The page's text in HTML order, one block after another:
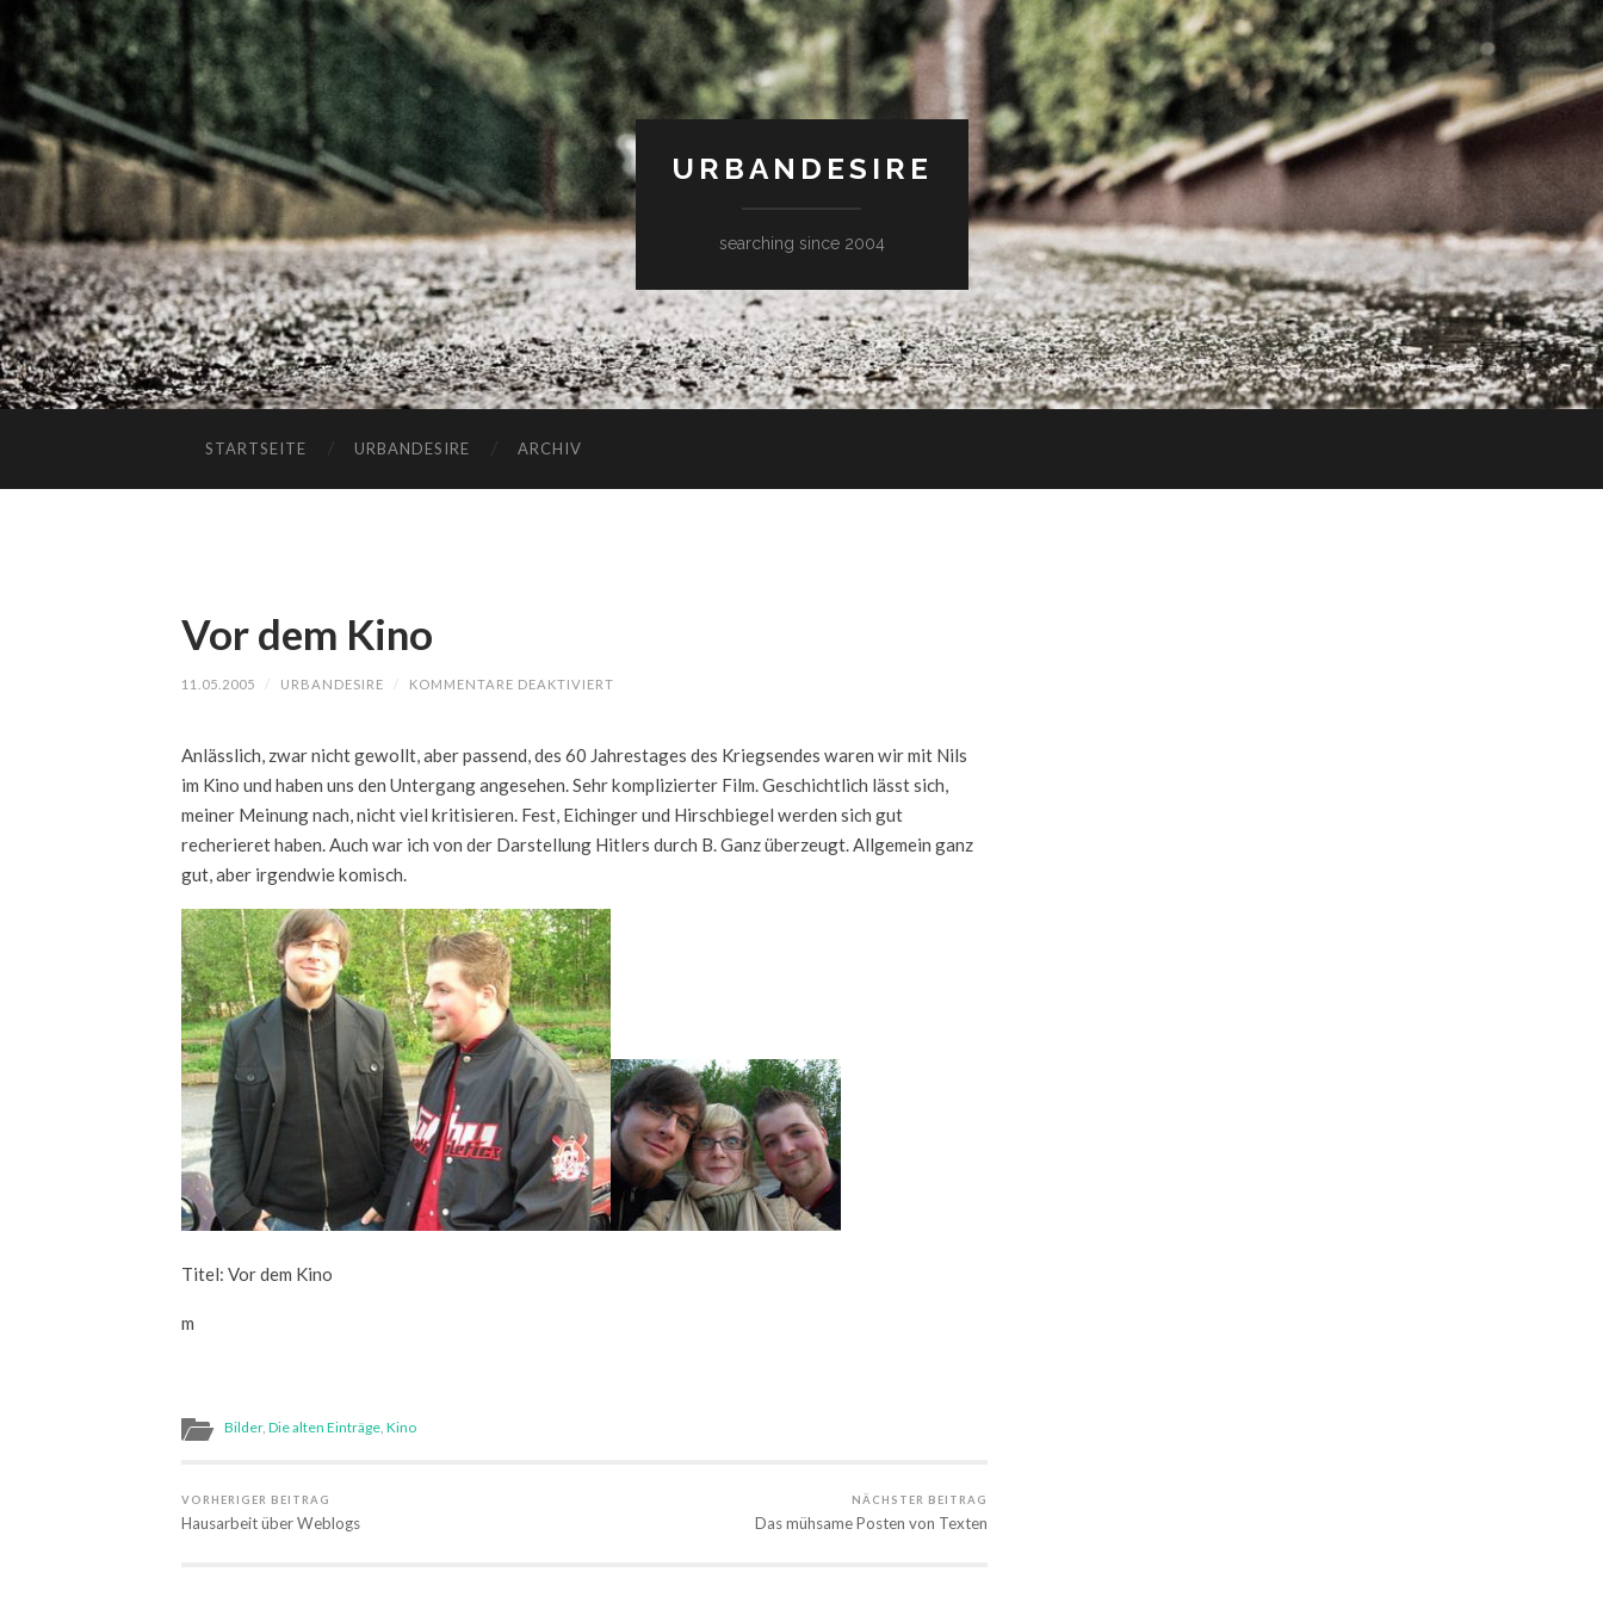
URBANDESIRE
searching since 2004
STARTSEITE URBANDESIRE ARCHIV
Vor dem Kino
11.05.2005 / URBANDESIRE / KOMMENTARE DEAKTIVIERT
Anlässlich, zwar nicht gewollt, aber passend, des 60 Jahrestages des Kriegsendes waren wir mit Nils
im Kino und haben uns den Untergang angesehen. Sehr komplizierter Film. Geschichtlich lässt sich,
meiner Meinung nach, nicht viel kritisieren. Fest, Eichinger und Hirschbiegel werden sich gut
recherieret haben. Auch war ich von der Darstellung Hitlers durch B. Ganz überzeugt. Allgemein ganz
gut, aber irgendwie komisch.
Titel: Vor dem Kino
m
Bilder, Die alten Einträge Kino
VORHERIGER BEITRAG
Hausarbeit über Weblogs
NÄCHSTER BEITRAG
Das mühsame Posten von Texten